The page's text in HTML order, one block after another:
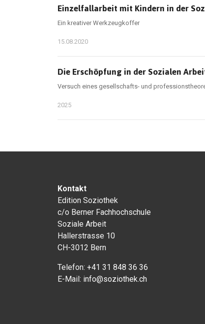
Einzelfallarbeit mit Kindern in der
Ein kreativer Werkzeugkoffer
15.08.2020
Die Erschöpfung in der Sozialen
Versuch eines gesellschafts- und
2025
Kontakt
Edition Soziothek
c/o Berner Fachhochschule
Soziale Arbeit
Hallerstrasse 10
CH-3012 Bern
Telefon: +41 31 848 36 36
E-Mail: info@soziothek.ch